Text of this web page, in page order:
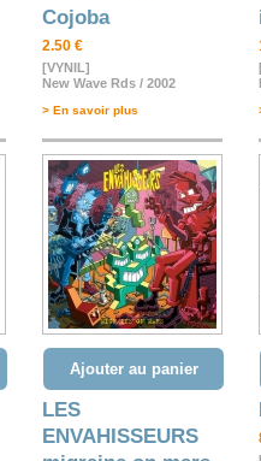
Cojoba
2.50 €
[VYNIL]
New Wave Rds / 2002
> En savoir plus
Ajouter au panier
LES
ENVAHISSEURS